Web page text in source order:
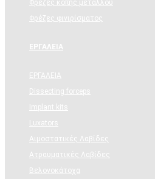
Φρέζες κοπής μετάλλου
Φρέζες φινιρίσματος
ΕΡΓΑΛΕΙΑ
ΕΡΓΑΛΕΙΑ
Dissecting forceps
Implant kits
Luxators
Αιμοστατικές Λαβίδες
Ατραυματικές Λαβίδες
Βελονοκάτοχα